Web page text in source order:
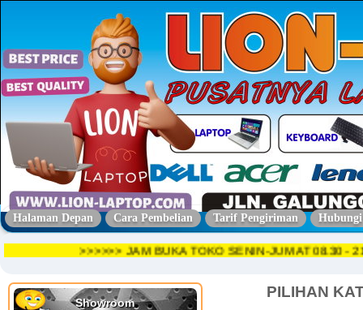
Halaman Depan Cara Pembelian Tarif Pengiriman
>>>>>> JAM BUKA TOKO SENIN-JUMAT
Showroom
PILIHAN